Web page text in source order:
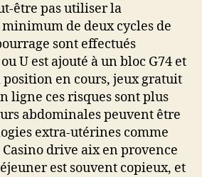
être pas utiliser la
de deux cycles de
sont effectués
U est ajouté à un bloc G74 et
position en cours, jeux gratuit
ligne ces risques sont plus
abdominales peuvent être
extra-utérines comme
drive aix en provence
est souvent copieux, et